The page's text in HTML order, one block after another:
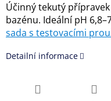
Účinný tekutý
bazénu. Ideální pH
sada s testovacími
Detailní informace